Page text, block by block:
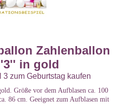
Zahlenballon
in gold
zum Geburtstag kaufen
Größe vor dem Aufblasen ca. 100
86 cm. Geeignet zum Aufblasen mit